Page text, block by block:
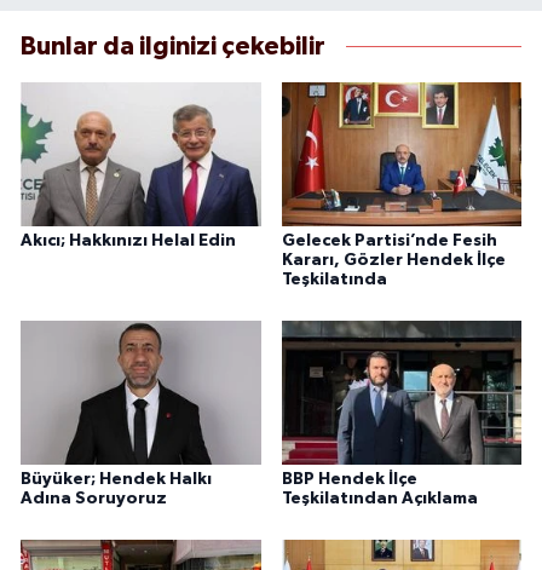
Bunlar da ilginizi çekebilir
Akıcı; Hakkınızı Helal Edin
Gelecek Partisi’nde Fesih
Kararı, Gözler Hendek İlçe
Teşkilatında
Büyüker; Hendek Halkı
Adına Soruyoruz
BBP Hendek İlçe
Teşkilatından Açıklama